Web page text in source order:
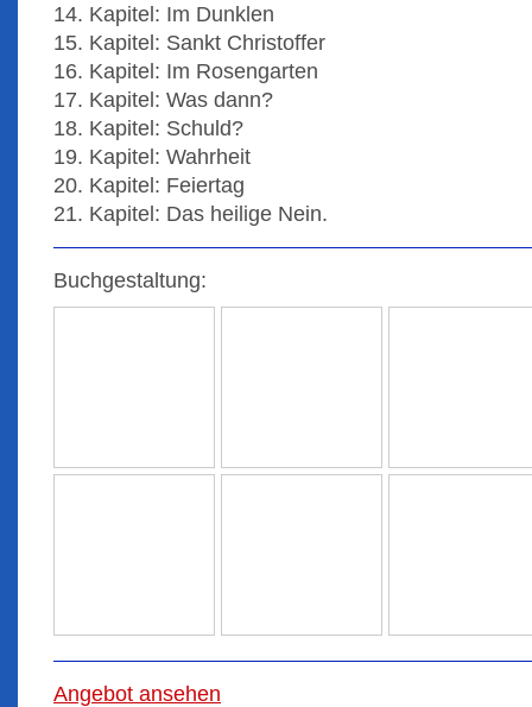
14. Kapitel: Im Dunklen
15. Kapitel: Sankt Christoffer
16. Kapitel: Im Rosengarten
17. Kapitel: Was dann?
18. Kapitel: Schuld?
19. Kapitel: Wahrheit
20. Kapitel: Feiertag
21. Kapitel: Das heilige Nein.
Buchgestaltung:
Angebot ansehen